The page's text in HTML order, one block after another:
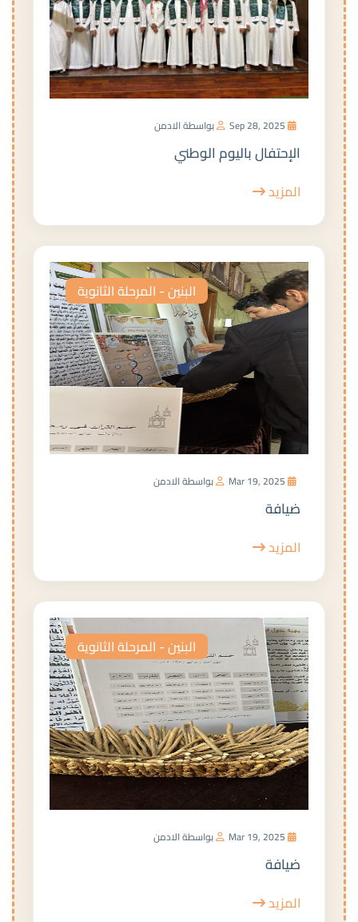
بواسطة الادمن
الإحتفال باليوم الوطني
المزيد
البنين - المرحلة الثانوية
بواسطة الادمن
ضيافة
المزيد
البنين - المرحلة الثانوية
بواسطة الادمن
ضيافة
المزيد